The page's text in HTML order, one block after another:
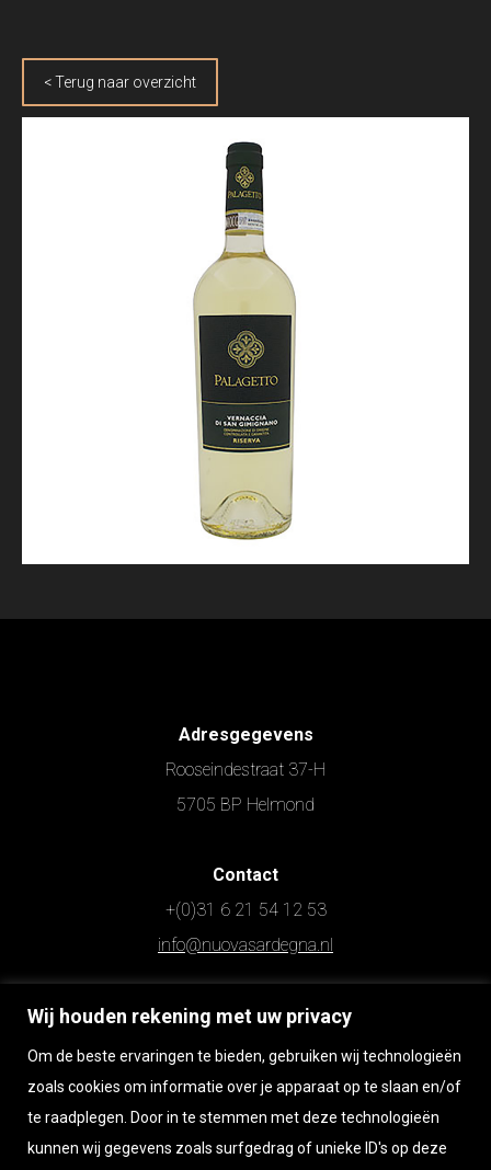
Wij houden rekening met uw privacy
Om de beste ervaringen te bieden, gebruiken wij technologieën
zoals cookies om informatie over je apparaat op te slaan en/of
te raadplegen. Door in te stemmen met deze technologieën
kunnen wij gegevens zoals surfgedrag of unieke ID's op deze
< Terug naar overzicht
Adresgegevens
Rooseindestraat 37-H
5705 BP Helmond
Contact
+(0)31 6 21 54 12 53
info@nuovasardegna.nl
Openingstijden
Maandag t/m zaterdag op afspraak
Zondag gesloten
Wilt u persoonlijk langskomen?